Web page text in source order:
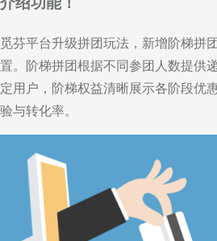
觅芬平台升级拼团玩法，新增阶梯拼
置。阶梯拼团根据不同参团人数提供
定用户，阶梯权益清晰展示各阶段优
验与转化率。